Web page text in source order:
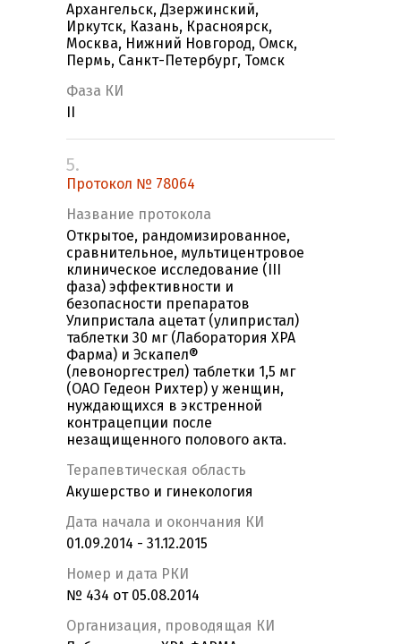
Архангельск, Дзержинский,
Иркутск, Казань, Красноярск,
Москва, Нижний Новгород, Омск,
Пермь, Санкт-Петербург, Томск
Фаза КИ
5.
Протокол № 78064
Название протокола
Открытое, рандомизированное,
сравнительное, мультицентровое
клиническое исследование (III
фаза) эффективности и
безопасности препаратов
Улипристала ацетат (улипристал)
таблетки 30 мг (Лаборатория ХРА
Фарма) и Эскапел®
(левоноргестрел) таблетки 1,5 мг
(ОАО Гедеон Рихтер) у женщин,
нуждающихся в экстренной
контрацепции после
незащищенного полового акта.
Терапевтическая область
Акушерство и гинекология
Дата начала и окончания КИ
01.09.2014 - 31.12.2015
Номер и дата РКИ
№ 434 от 05.08.2014
Организация, проводящая КИ